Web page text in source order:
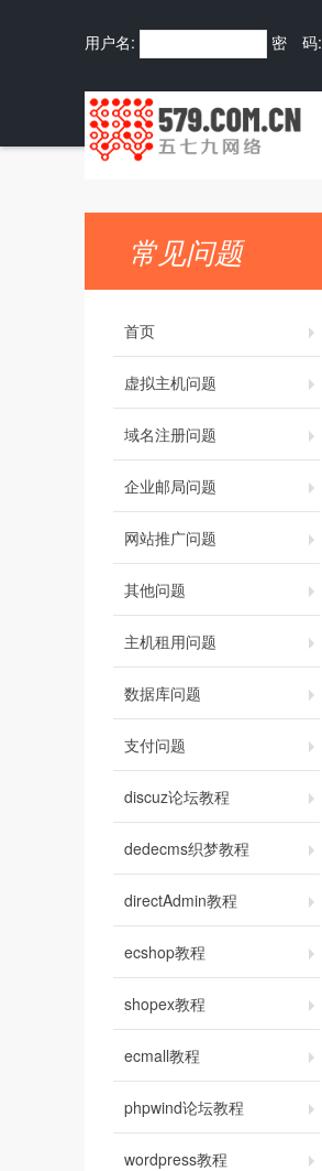
用户名: 密 码:
常见问题
首页
虚拟主机问题
域名注册问题
企业邮局问题
网站推广问题
其他问题
主机租用问题
数据库问题
支付问题
discuz论坛教程
dedecms织梦教程
directAdmin教程
ecshop教程
shopex教程
ecmall教程
phpwind论坛教程
wordpress教程